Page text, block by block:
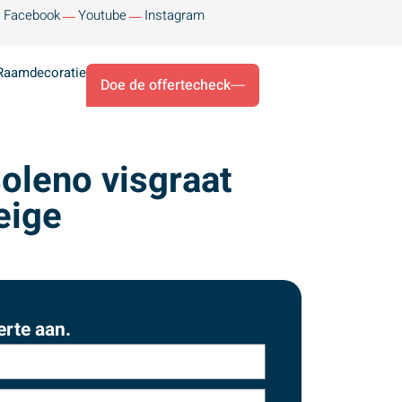
Facebook Youtube Instagram
Doe de offertecheck
visgraat
aan.